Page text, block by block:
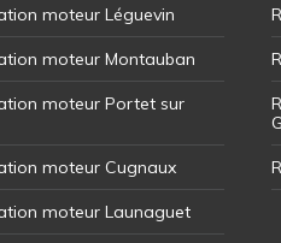
moteur Léguevin
moteur Montauban
moteur Portet sur
moteur Cugnaux
moteur Launaguet